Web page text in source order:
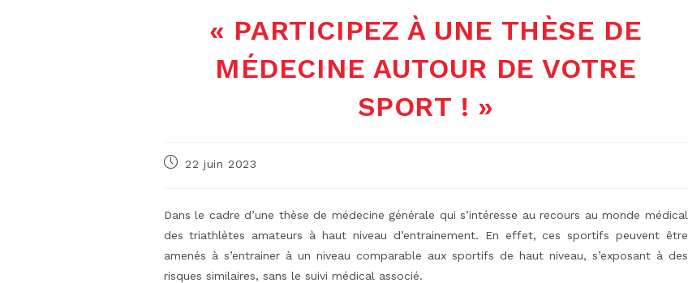
« PARTICIPEZ À UNE THÈSE DE
MÉDECINE AUTOUR DE VOTRE
SPORT ! »
Publication
22 juin 2023
Dans le cadre d’une thèse de médecine générale qui s’intéresse au recours au monde médical
des triathlètes amateurs à haut niveau d’entrainement. En effet, ces sportifs peuvent être
amenés à s’entrainer à un niveau comparable aux sportifs de haut niveau, s’exposant à des
risques similaires, sans le suivi médical associé.